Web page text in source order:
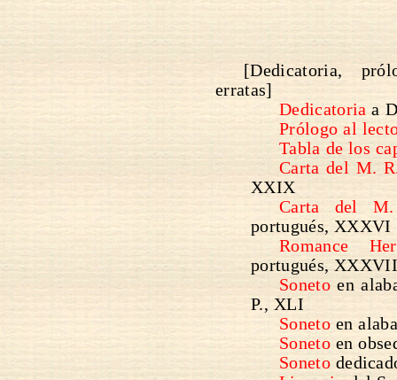
[Dedicatoria,
erratas]
Dedicatoria a
Prólogo al
Tabla de los
Carta del M.
XXIX
Carta del
portugués, XXXVI
Romance
portugués,
Sonetoen
P., XLI
Sonetoen
Sonetoen
Soneto